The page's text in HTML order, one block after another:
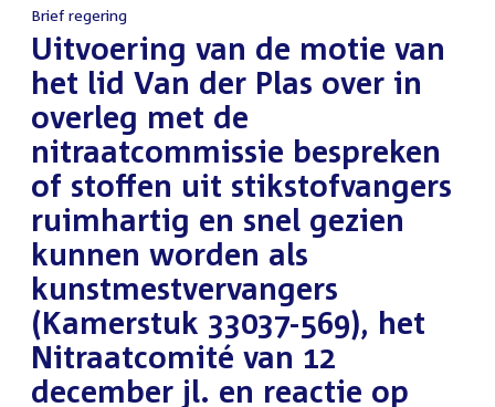
Brief regering
:Uitvoering van de motie van
het lid Van der Plas over in
overleg met de
nitraatcommissie bespreken
of stoffen uit stikstofvangers
ruimhartig en snel gezien
kunnen worden als
kunstmestvervangers
(Kamerstuk 33037-569), het
Nitraatcomité van 12
december jl. en reactie op